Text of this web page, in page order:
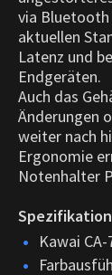
via
aktuellen
Latenz und
Endgeräten.
Auch das
Änderungen
weiter nach
Ergonomie
Notenhalter
Kawai CA-